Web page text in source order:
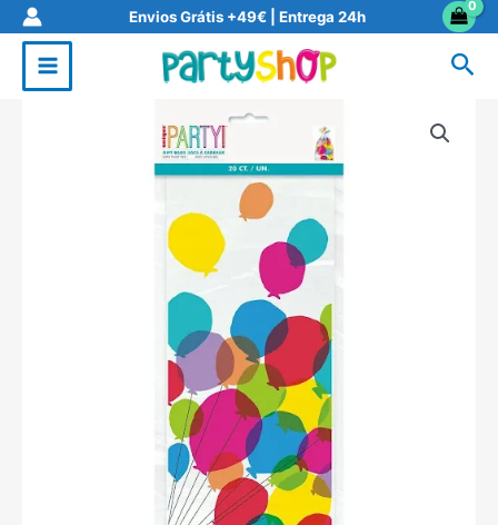
Skip
content
Envios Grátis +49€ | Entrega 24h